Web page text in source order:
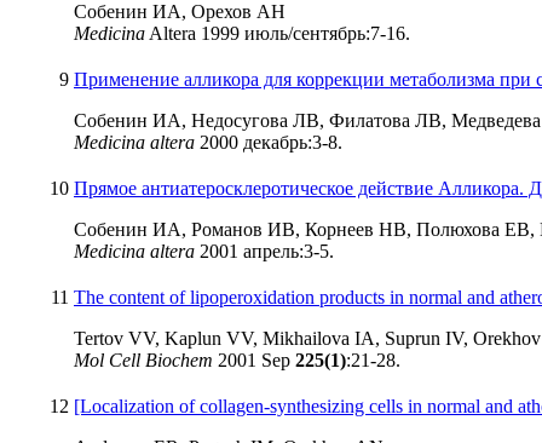
Собенин ИА, Орехов АН
MedicinaAltera 1999 июль/сентябрь:7-16.
9 Применение алликора для коррекции метаболизма
Собенин ИА, Недосугова ЛВ, Филатова ЛВ,
Medicina altera 2000 декабрь:3-8.
10 Прямое антиатеросклеротическое действие Алликора.
Собенин ИА, Романов ИВ, Корнеев НВ, Полюхова
Medicina altera 2001 апрель:3-5.
11 The content of lipoperoxidation products in normal and
Tertov VV, Kaplun VV, Mikhailova IA, Suprun IV,
Mol Cell Biochem 2001 Sep 225(1):21-28.
12 [Localization of collagen-synthesizing cells in normal and